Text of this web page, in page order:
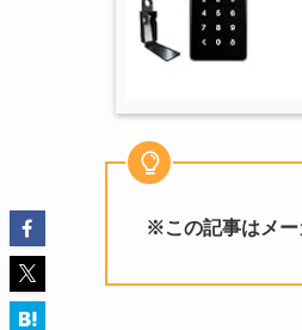
※この記事はメー